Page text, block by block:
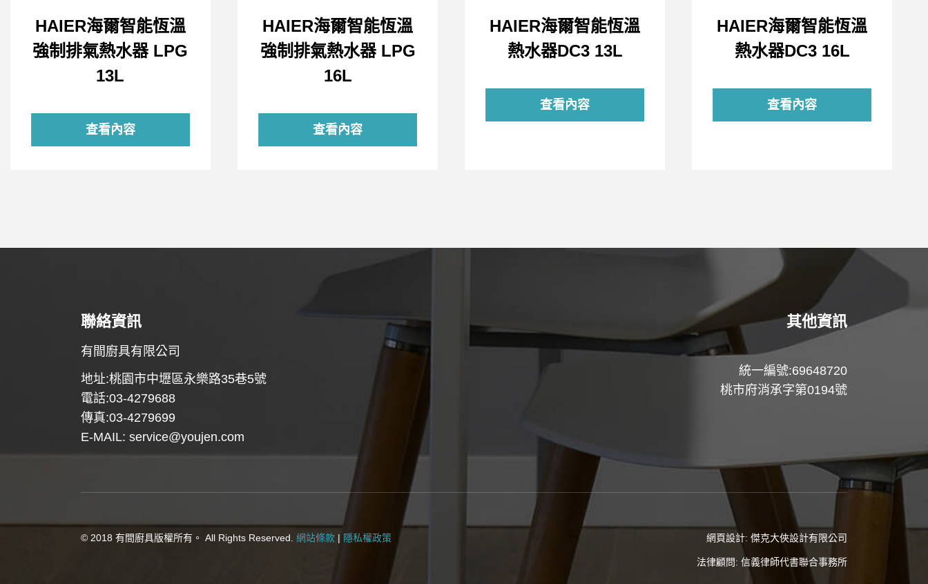
HAIER海爾智能恆溫
強制排氣熱水器 LPG
13L
查看內容
HAIER海爾智能恆溫
強制排氣熱水器 LPG
16L
查看內容
HAIER海爾智能恆溫
熱水器DC3 13L
查看內容
HAIER海爾智能恆溫
熱水器DC3 16L
查看內容
聯絡資訊
有間廚具有限公司
地址:桃園市中壢區永樂路35巷5號
電話:03-4279688
傳真:03-4279699
E-MAIL: service@youjen.com
其他資訊
統一編號:69648720
桃市府消承字第0194號
© 2018 有間廚具版權所有。 All Rights Reserved. 網站條款 | 隱私權政策 網頁設計: 傑克大俠設計有限公司
法律顧問: 信義律師代書聯合事務所